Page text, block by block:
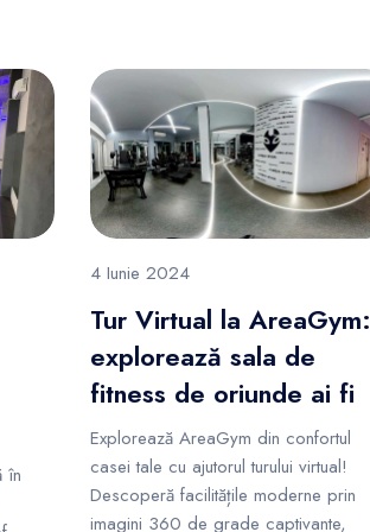
în
4 Iunie 2024
Tur Virtual la AreaGym:
explorează sala de
fitness de oriunde ai fi
Explorează AreaGym din confortul
casei tale cu ajutorul turului virtual!
Descoperă facilitățile moderne prin
imagini 360 de grade captivante,